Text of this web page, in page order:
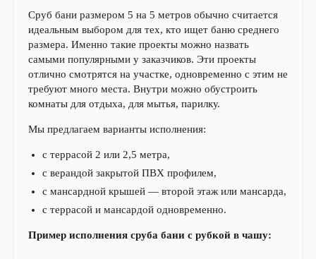
Сруб бани размером 5 на 5 метров обычно считается
идеальным выбором для тех, кто ищет баню среднего
размера. Именно такие проекты можно назвать
самыми популярными у заказчиков. Эти проекты
отлично смотрятся на участке, одновременно с этим не
требуют много места. Внутри можно обустроить
комнаты для отдыха, для мытья, парилку.
Мы предлагаем варианты исполнения:
с террасой 2 или 2,5 метра,
с верандой закрытой ПВХ профилем,
с мансардной крышей — второй этаж или мансарда,
с террасой и мансардой одновременно.
Пример исполнения сруба бани с рубкой в чашу: